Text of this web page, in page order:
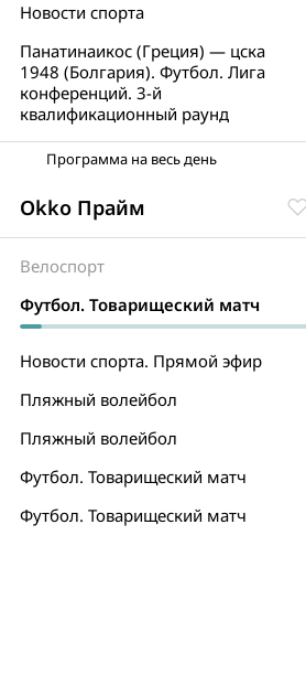
Новости спорта
Панатинаикос (Греция) — цска
1948 (Болгария). Футбол. Лига
конференций. 3-й
квалификационный раунд
Программа на весь день
Okko Прайм
Велоспорт
Футбол. Товарищеский матч
Новости спорта. Прямой эфир
Пляжный волейбол
Пляжный волейбол
Футбол. Товарищеский матч
Футбол. Товарищеский матч